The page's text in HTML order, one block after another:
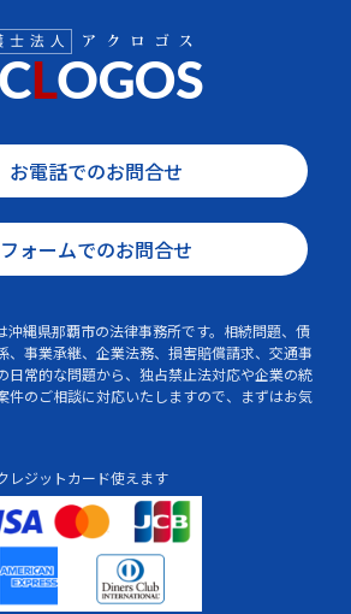
お電話でのお問合せ
フォームでのお問合せ
沖縄県那覇市の法律事務所です。相続問題、債
、事業承継、企業法務、損害賠償請求、交通事
日常的な問題から、独占禁止法対応や企業の統
件のご相談に対応いたしますので、まずはお気
レジットカード使えます